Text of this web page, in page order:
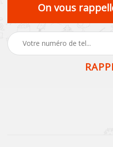
On vous